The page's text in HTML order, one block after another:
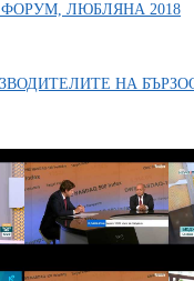
ЛЮБЛЯНА 2018
НА